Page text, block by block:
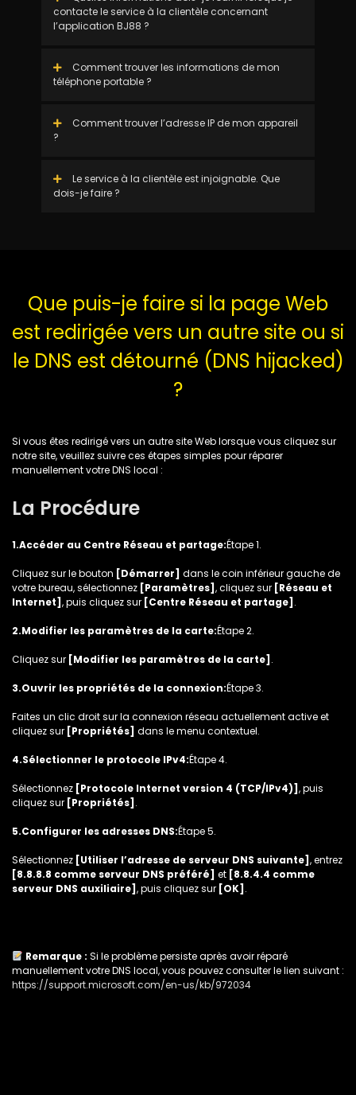
contacte le service à la clientèle concernant
l’application BJ88 ?
Comment trouver les informations de mon
téléphone portable ?
Comment trouver l’adresse IP de mon appareil
?
Le service à la clientèle est injoignable. Que
dois-je faire ?
Que puis-je faire si la page Web
est redirigée vers un autre site ou si
le DNS est détourné (DNS hijacked)
?
Si vous êtes redirigé vers un autre site Web lorsque vous cliquez sur
notre site, veuillez suivre ces étapes simples pour réparer
manuellement votre DNS local :
La Procédure
1.Accéder au Centre Réseau et partage:Étape 1.
Cliquez sur le bouton [Démarrer] dans le coin inférieur gauche de
votre bureau, sélectionnez [Paramètres] , cliquez sur [Réseau et
Internet] , puis cliquez sur [Centre Réseau et partage] .
2.Modifier les paramètres de la carte:Étape 2.
Cliquez sur [Modifier les paramètres de la carte] .
3.Ouvrir les propriétés de la connexion:Étape 3.
Faites un clic droit sur la connexion réseau actuellement active et
cliquez sur [Propriétés] dans le menu contextuel.
4.Sélectionner le protocole IPv4:Étape 4.
Sélectionnez [Protocole Internet version 4 (TCP/IPv4)] , puis
cliquez sur [Propriétés] .
5.Configurer les adresses DNS:Étape 5.
Sélectionnez [Utiliser l’adresse de serveur DNS suivante] , entrez
[8.8.8.8 comme serveur DNS préféré] et [8.8.4.4 comme
serveur DNS auxiliaire] , puis cliquez sur [OK] .
Remarque : Si le problème persiste après avoir réparé
manuellement votre DNS local, vous pouvez consulter le lien suivant :
https://support.microsoft.com/en-us/kb/972034